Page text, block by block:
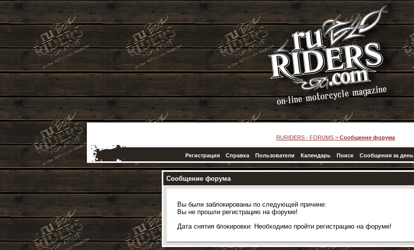
RURIDERS - FORUMS > Сообщение форума
Регистрация Справка Пользователи Календарь Поиск Сообщения за день
Сообщение форума
Вы были заблокированы по следующей причине:
Вы не прошли регистрацию на форуме!
Дата снятия блокировки: Необходимо пройти регистрацию на форуме!